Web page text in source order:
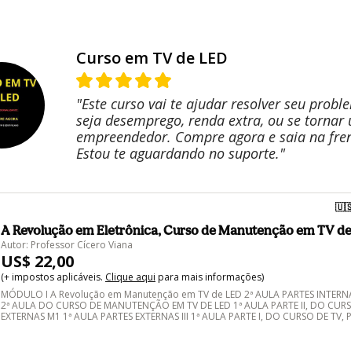
Curso em TV de LED
"Este curso vai te ajudar resolver seu
seja desemprego, renda extra, ou se tornar
empreendedor. Compre agora e saia na
Estou te aguardando no suporte."
A Revolução em Eletrônica, Curso de Manutenção em TV
Autor: Professor Cícero Viana
US$ 22,00
(+ impostos aplicáveis. Clique aqui para mais informações)
MÓDULO I A Revolução em Manutenção em TV de LED 2ª AULA PARTES
2ª AULA DO CURSO DE MANUTENÇÃO EM TV DE LED 1ª AULA PARTE II, DO
EXTERNAS M1 1ª AULA PARTES EXTERNAS III 1ª AULA PARTE I, DO CURSO DE TV,